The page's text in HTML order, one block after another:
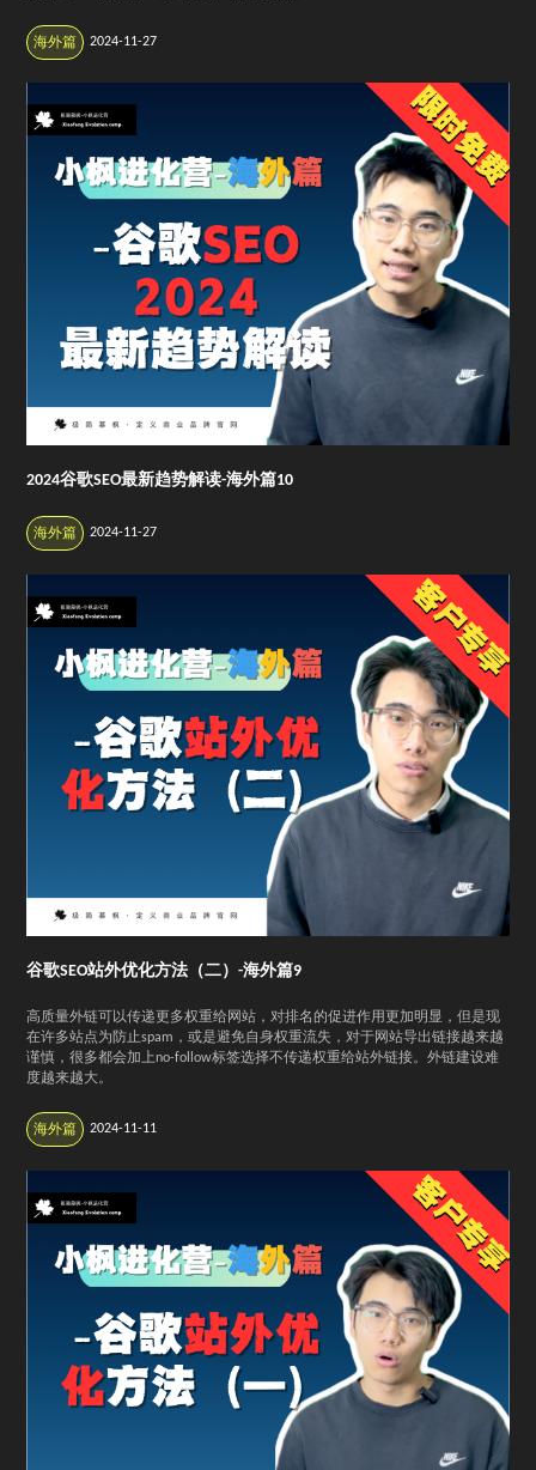
海外篇 2024-11-27
2024谷歌SEO最新趋势解读-海外篇10
海外篇 2024-11-27
谷歌SEO站外优化方法（二）-海外篇9
高质量外链可以传递更多权重给网站，对排名的促进作用更加明显，但是现
在许多站点为防止spam，或是避免自身权重流失，对于网站导出链接越来越
谨慎，很多都会加上no-follow标签选择不传递权重给站外链接。外链建设难
度越来越大。
海外篇 2024-11-11